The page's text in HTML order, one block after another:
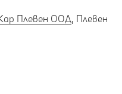
Плевен ООД, Плевен